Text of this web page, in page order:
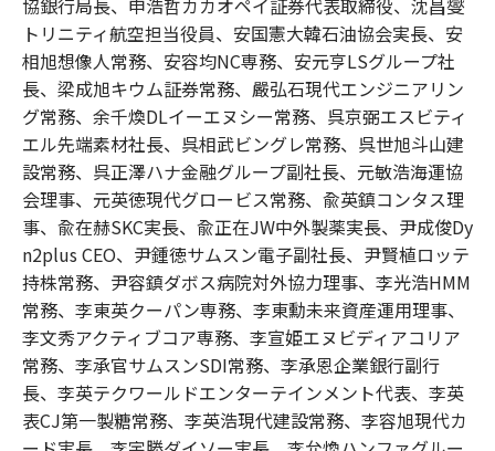
トリニティ航空担当役員、安国憲大韓石油協会実長、安
相旭想像人常務、安容均NC専務、安元亨LSグループ社
長、梁成旭キウム証券常務、嚴弘石現代エンジニアリン
グ常務、余千煥DLイーエヌシー常務、呉京弼エスビティ
エル先端素材社長、呉相武ビングレ常務、呉世旭斗山建
設常務、呉正澤ハナ金融グループ副社長、元敏浩海運協
会理事、元英徳現代グロービス常務、兪英鎮コンタス理
事、兪在赫SKC実長、兪正在JW中外製薬実長、尹成俊Dy
n2plus CEO、尹鍾徳サムスン電子副社長、尹賢植ロッテ
持株常務、尹容鎮ダボス病院対外協力理事、李光浩HMM
常務、李東英クーパン専務、李東勳未来資産運用理事、
李文秀アクティブコア専務、李宣姫エヌビディアコリア
常務、李承官サムスンSDI常務、李承恩企業銀行副行
長、李英テクワールドエンターテインメント代表、李英
表CJ第一製糖常務、李英浩現代建設常務、李容旭現代カ